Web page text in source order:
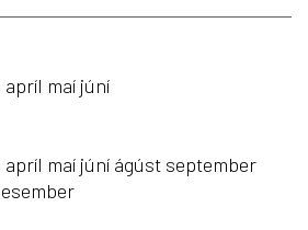
apríl maí júní
apríl maí júní ágúst september